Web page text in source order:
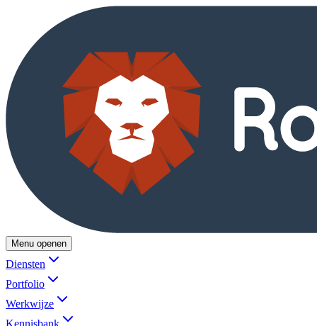
Menu openen
Diensten
Portfolio
Werkwijze
Kennisbank